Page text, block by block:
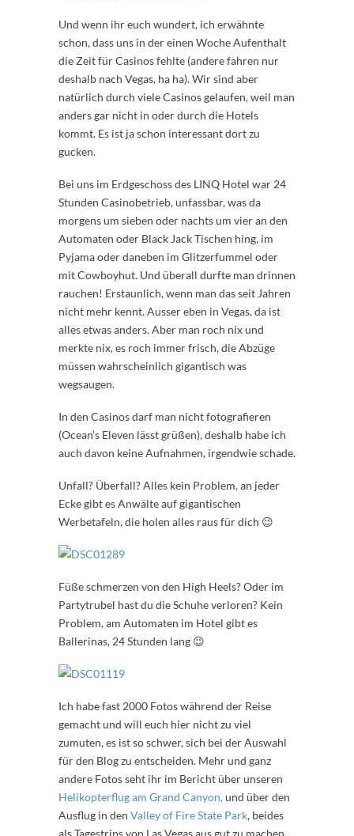
Und wenn ihr euch wundert, ich erwähnte
schon, dass uns in der einen Woche Aufenthalt
die Zeit für Casinos fehlte (andere fahren nur
deshalb nach Vegas, ha ha). Wir sind aber
natürlich durch viele Casinos gelaufen, weil man
anders gar nicht in oder durch die Hotels
kommt. Es ist ja schon interessant dort zu
gucken.
Bei uns im Erdgeschoss des LINQ Hotel war 24
Stunden Casinobetrieb, unfassbar, was da
morgens um sieben oder nachts um vier an den
Automaten oder Black Jack Tischen hing, im
Pyjama oder daneben im Glitzerfummel oder
mit Cowboyhut. Und überall durfte man drinnen
rauchen! Erstaunlich, wenn man das seit Jahren
nicht mehr kennt. Ausser eben in Vegas, da ist
alles etwas anders. Aber man roch nix und
merkte nix, es roch immer frisch, die Abzüge
müssen wahrscheinlich gigantisch was
wegsaugen.
In den Casinos darf man nicht fotografieren
(Ocean’s Eleven lässt grüßen), deshalb habe ich
auch davon keine Aufnahmen, irgendwie schade.
Unfall? Überfall? Alles kein Problem, an jeder
Ecke gibt es Anwälte auf gigantischen
Werbetafeln, die holen alles raus für dich 😉
Füße schmerzen von den High Heels? Oder im
Partytrubel hast du die Schuhe verloren? Kein
Problem, am Automaten im Hotel gibt es
Ballerinas, 24 Stunden lang 😉
Ich habe fast 2000 Fotos während der Reise
gemacht und will euch hier nicht zu viel
zumuten, es ist so schwer, sich bei der Auswahl
für den Blog zu entscheiden. Mehr und ganz
andere Fotos seht ihr im Bericht über unseren
Helikopterflug am Grand Canyon,und über den
Ausflug in den Valley of Fire State Park, beides